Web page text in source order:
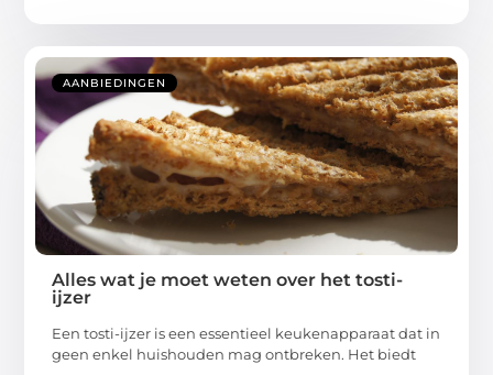
AANBIEDINGEN
Alles wat je moet weten over het tosti-
ijzer
Een tosti-ijzer is een essentieel keukenapparaat dat in
geen enkel huishouden mag ontbreken. Het biedt